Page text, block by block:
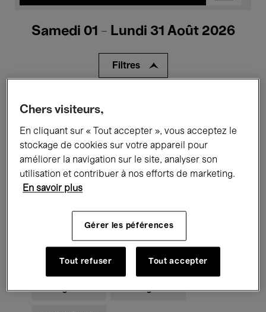
Samedi 01 - Lundi 31 Août 2026
Filtres
Tous les événements
Expositions Films Performances
Rencontres & Débats Jazz
Musique classique
Musique électronique
Pour tous Kids’ Palace
Enseignement Visites guidées
Chers visiteurs,
En cliquant sur « Tout accepter », vous acceptez le
stockage de cookies sur votre appareil pour
améliorer la navigation sur le site, analyser son
utilisation et contribuer à nos efforts de marketing.
En savoir plus
Gérer les péférences
Tout refuser Tout accepter